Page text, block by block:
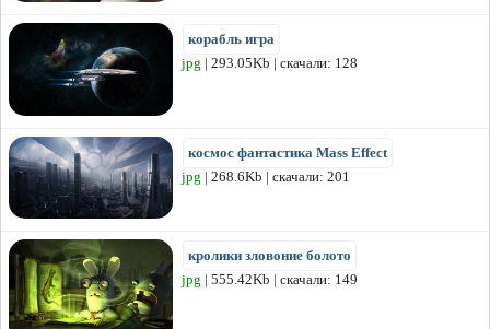
корабль игра
jpg | 293.05Kb | скачали: 128
космос фантастика Mass Effect
jpg | 268.6Kb | скачали: 201
кролики зловоние болото
jpg | 555.42Kb | скачали: 149